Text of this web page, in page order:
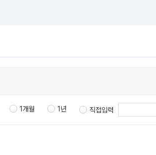
1개월 1년 직접입력